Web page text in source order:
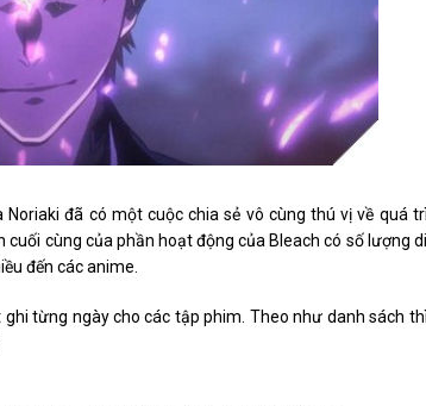
đã có một cuộc chia sẻ vô cùng thú vị về quá
cùng của phần hoạt động của Bleach có số lượng
đến các anime.
từng ngày cho các tập phim. Theo như danh sách